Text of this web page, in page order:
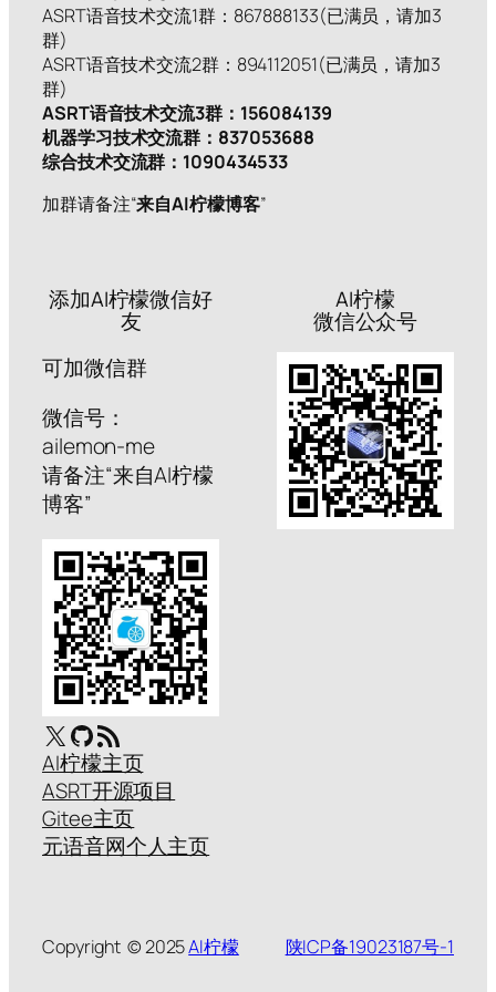
ASRT语音技术交流1群：867888133(已满员，请加3
群)
ASRT语音技术交流2群：894112051(已满员，请加3
群)
ASRT语音技术交流3群：156084139
机器学习技术交流群：837053688
综合技术交流群：1090434533
加群请备注“来自AI柠檬博客”
添加AI柠檬微信好
友
可加微信群
微信号：
ailemon-me
请备注“来自AI柠檬
博客”
AI柠檬
微信公众号
X GitHub
RSS Feed
AI柠檬主页
ASRT开源项目
Gitee主页
元语音网个人主页
Copyright © 2025AI柠檬 陕ICP备19023187号-1